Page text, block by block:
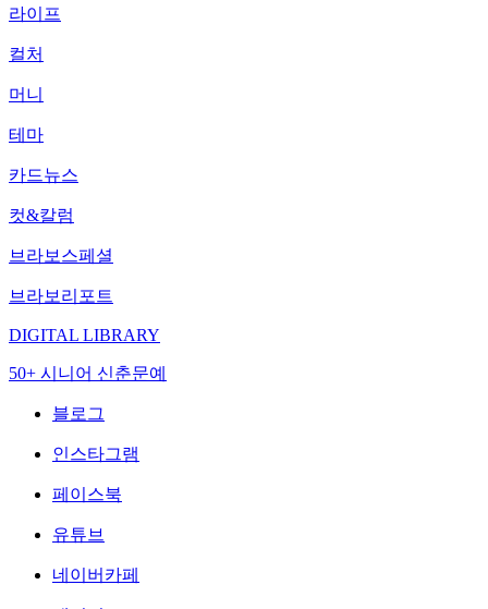
라이프
컬처
머니
테마
카드뉴스
컷&칼럼
브라보스페셜
브라보리포트
DIGITAL LIBRARY
50+ 시니어 신춘문예
블로그
인스타그램
페이스북
유튜브
네이버카페